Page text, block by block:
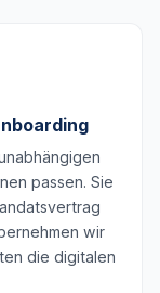
passen. Sie
wir
die digitalen